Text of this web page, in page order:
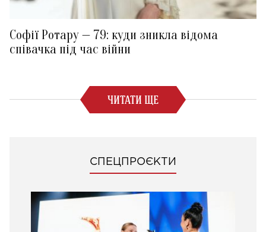
Софії Ротару — 79: куди зникла відома
співачка під час війни
ЧИТАТИ ЩЕ
СПЕЦПРОЄКТИ